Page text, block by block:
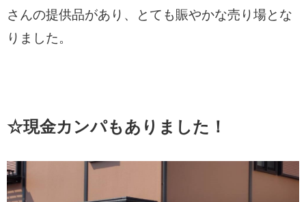
さんの提供品があり、とても賑やかな売り場とな
りました。
☆現金カンパもありました！